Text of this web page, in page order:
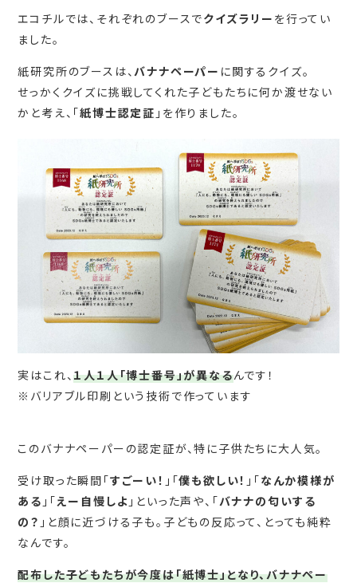
エコチルでは、それぞれのブースでクイズラリー を行ってい
ました。
紙研究所のブースは、バナナペーパー に関するクイズ。
せっかくクイズに挑戦してくれた子どもたちに何か渡せない
かと考え、「紙博士認定証 」を作りました。
実はこれ、１人１人「博士番号」が異なるんです！
※バリアブル印刷という技術で作っています
このバナナペーパーの認定証が、特に子供たちに大人気。
受け取った瞬間「すごーい！ 」「僕も欲しい！ 」「なんか模様が
ある 」「えー自慢しよ 」といった声や、「バナナの匂いする
の？ 」と顔に近づける子も。子どもの反応って、とっても純粋
なんです。
配布した子どもたちが今度は「紙博士」となり、バナナペー